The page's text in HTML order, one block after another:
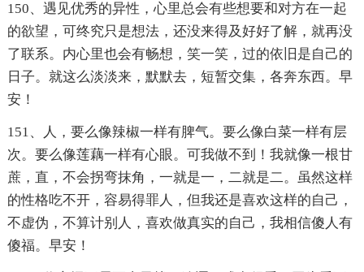
150、遇见优秀的异性，心里总会有些想要和对方在一起
的欲望，可终究只是想法，还没来得及好好了解，就再没
了联系。内心里也会有畅想，笑一笑，过的依旧是自己的
日子。就这么淡淡来，默默去，短暂交集，各奔东西。早
安！
151、人，要么像辣椒一样有脾气。要么像白菜一样有层
次。要么像莲藕一样有心眼。可我做不到！我就像一根甘
蔗，直，不会拐弯抹角，一就是一，二就是二。虽然这样
的性格吃不开，容易得罪人，但我还是喜欢这样的自己，
不虚伪，不算计别人，喜欢做真实的自己，我相信傻人有
傻福。早安！